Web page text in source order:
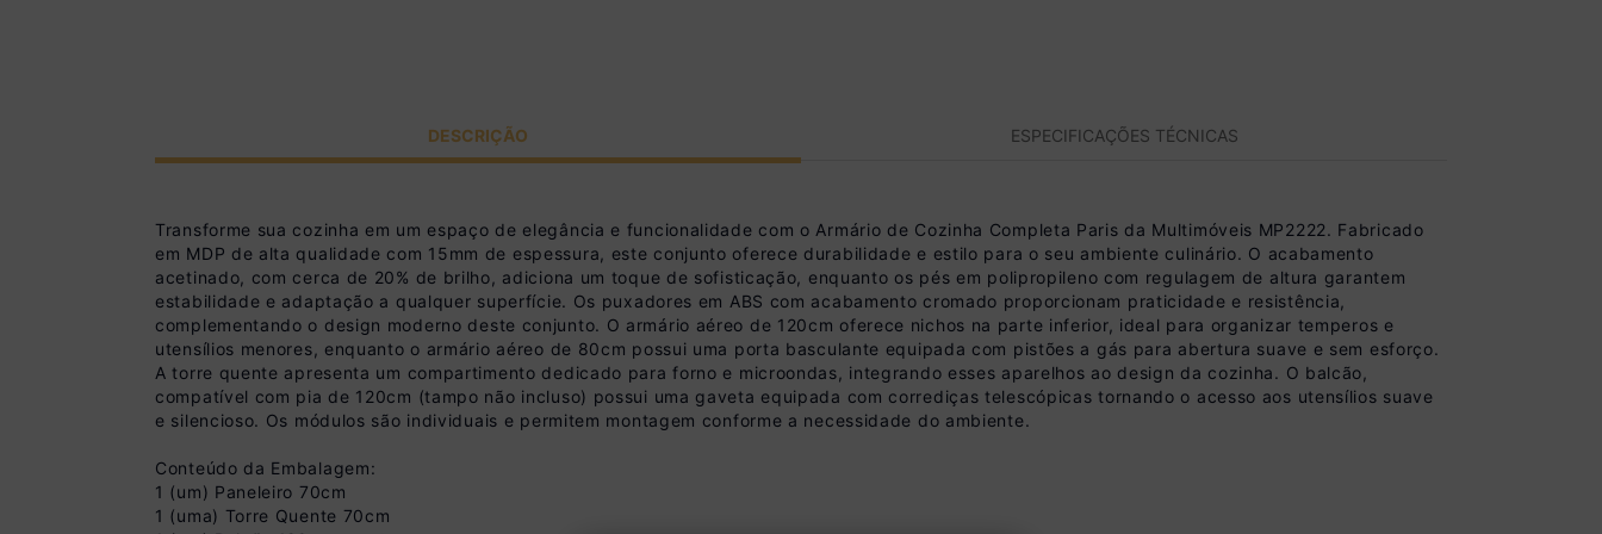
DESCRIÇÃO ESPECIFICAÇÕES TÉCNICAS
Transforme sua cozinha em um espaço de elegância e funcionalidade com o Armário de Cozinha Completa Paris da Multimóveis MP2222. Fabricado
em MDP de alta qualidade com 15mm de espessura, este conjunto oferece durabilidade e estilo para o seu ambiente culinário. O acabamento
acetinado, com cerca de 20% de brilho, adiciona um toque de sofisticação, enquanto os pés em polipropileno com regulagem de altura garantem
estabilidade e adaptação a qualquer superfície. Os puxadores em ABS com acabamento cromado proporcionam praticidade e resistência,
complementando o design moderno deste conjunto. O armário aéreo de 120cm oferece nichos na parte inferior, ideal para organizar temperos e
utensílios menores, enquanto o armário aéreo de 80cm possui uma porta basculante equipada com pistões a gás para abertura suave e sem esforço.
A torre quente apresenta um compartimento dedicado para forno e microondas, integrando esses aparelhos ao design da cozinha. O balcão,
compatível com pia de 120cm (tampo não incluso) possui uma gaveta equipada com corrediças telescópicas tornando o acesso aos utensílios suave
e silencioso. Os módulos são individuais e permitem montagem conforme a necessidade do ambiente.
Conteúdo da Embalagem:
1 (um) Paneleiro 70cm
1 (uma) Torre Quente 70cm